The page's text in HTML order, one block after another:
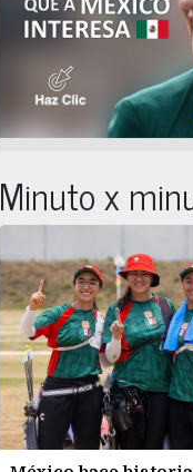
Minuto x